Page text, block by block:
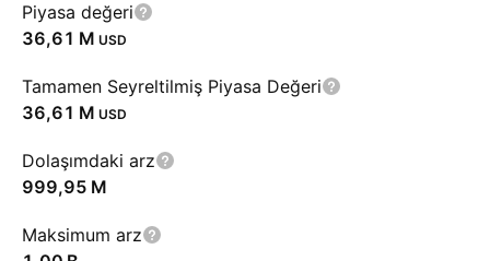
Piyasa değeri
‪36,61 M‬ USD
Tamamen Seyreltilmiş Piyasa Değeri
‪36,61 M‬ USD
Dolaşımdaki arz
‪999,95 M‬
Maksimum arz